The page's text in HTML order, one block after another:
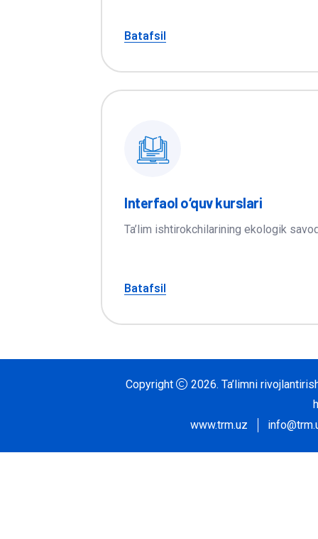
Batafsil
Interfaol o‘quv kurslari
Ta’lim ishtirokchilarining ekologik
Batafsil
Copyright 2026. Ta’limni
www.trm.uz